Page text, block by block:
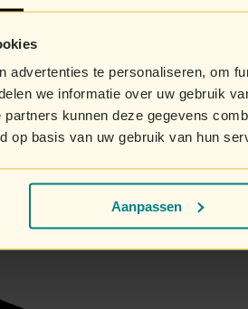
advertenties te personaliseren, om
we informatie over uw gebruik
kunnen deze gegevens
op basis van uw gebruik van hun
Aanpassen